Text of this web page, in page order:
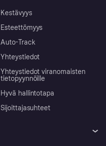
Kestävyys
Esteettömyys
Auto-Track
Yhteystiedot
Yhteystiedot viranomaisten
tietopyynnöille
Hyvä hallintotapa
Sijoittajasuhteet